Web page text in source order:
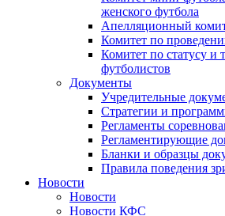
женского футбола
Апелляционный
Комитет по
Комитет по статусу и
футболистов
Документы
Учредительные
Стратегии и
Регламенты
Регламентирующие
Бланки и образцы
Правила поведения
Новости
Новости
Новости КФС